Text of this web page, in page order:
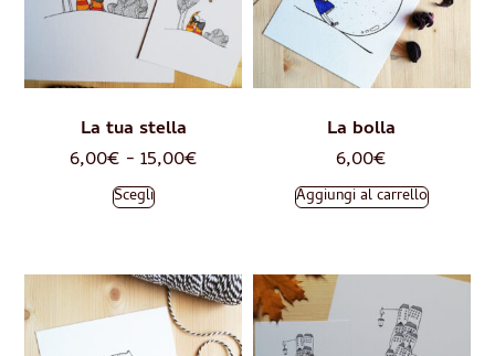
La tua stella
6,00€ -15,00€
Scegli
La bolla
6,00€
Aggiungi al carrello